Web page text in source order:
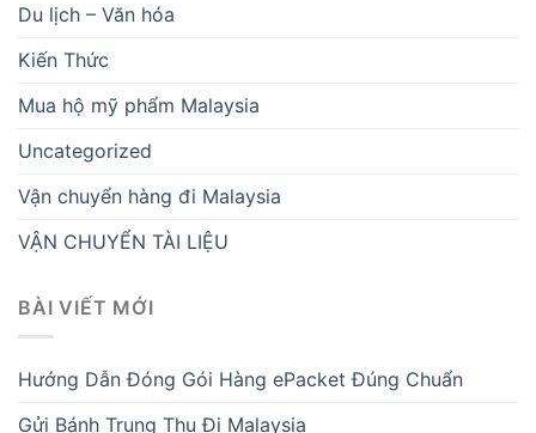
Du lịch – Văn hóa
Kiến Thức
Mua hộ mỹ phẩm Malaysia
Uncategorized
Vận chuyển hàng đi Malaysia
VẬN CHUYỂN TÀI LIỆU
BÀI VIẾT MỚI
Hướng Dẫn Đóng Gói Hàng ePacket Đúng Chuẩn
Gửi Bánh Trung Thu Đi Malaysia